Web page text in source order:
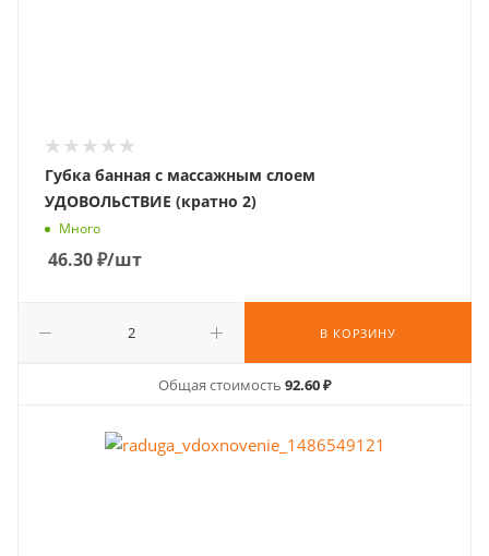
Губка банная с массажным слоем
УДОВОЛЬСТВИЕ (кратно 2)
Много
46.30₽/шт
В КОРЗИНУ
Общая стоимость 92.60 ₽